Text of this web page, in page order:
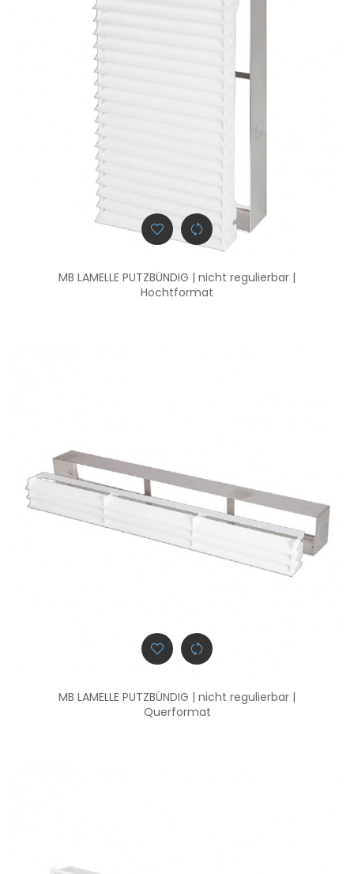
MB LAMELLE PUTZBÜNDIG | nicht regulierbar |
Hochtformat
MB LAMELLE PUTZBÜNDIG | nicht regulierbar |
Querformat